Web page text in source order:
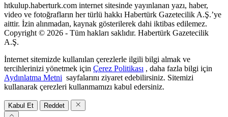
htkulup.haberturk.com internet sitesinde yayınlanan yazı, haber,
video ve fotoğrafların her türlü hakkı Habertürk Gazetecilik A.Ş.’ye
aittir. İzin alınmadan, kaynak gösterilerek dahi iktibas edilemez.
Copyright © 2026 - Tüm hakları saklıdır. Habertürk Gazetecilik
A.Ş.
İnternet sitemizde kullanılan çerezlerle ilgili bilgi almak ve
tercihlerinizi yönetmek için Çerez Politikası , daha fazla bilgi için
Aydınlatma Metni sayfalarını ziyaret edebilirsiniz. Sitemizi
kullanarak çerezleri kullanmamızı kabul edersiniz.
Kabul Et Reddet